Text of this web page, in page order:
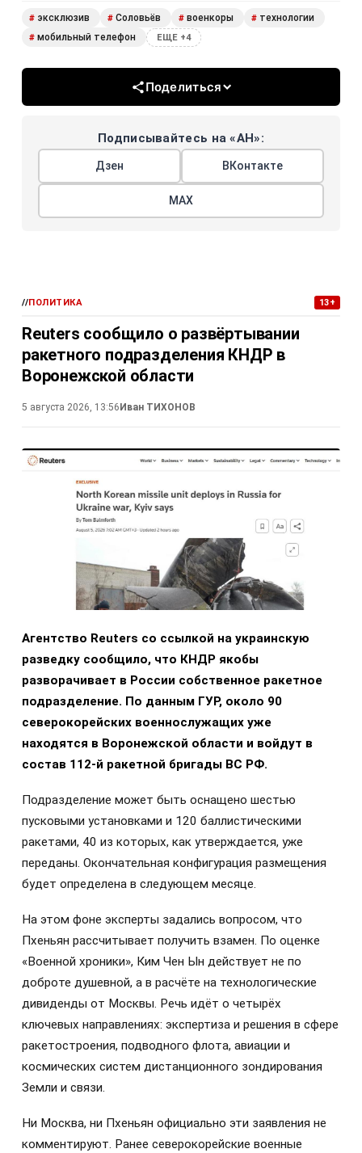
# эксклюзив # Соловьёв # военкоры # технологии
# мобильный телефон ЕЩЕ +4
Поделиться
Подписывайтесь на «АН»:
Дзен ВКонтакте
МАХ
//ПОЛИТИКА 13+
Reuters сообщило о развёртывании
ракетного подразделения КНДР в
Воронежской области
5 августа 2026, 13:56 Иван ТИХОНОВ
Агентство Reuters со ссылкой на украинскую
разведку сообщило, что КНДР якобы
разворачивает в России собственное ракетное
подразделение. По данным ГУР, около 90
северокорейских военнослужащих уже
находятся в Воронежской области и войдут в
состав 112-й ракетной бригады ВС РФ.
Подразделение может быть оснащено шестью
пусковыми установками и 120 баллистическими
ракетами, 40 из которых, как утверждается, уже
переданы. Окончательная конфигурация размещения
будет определена в следующем месяце.
На этом фоне эксперты задались вопросом, что
Пхеньян рассчитывает получить взамен. По оценке
«Военной хроники», Ким Чен Ын действует не по
доброте душевной, а в расчёте на технологические
дивиденды от Москвы. Речь идёт о четырёх
ключевых направлениях: экспертиза и решения в сфере
ракетостроения, подводного флота, авиации и
космических систем дистанционного зондирования
Земли и связи.
Ни Москва, ни Пхеньян официально эти заявления не
комментируют. Ранее северокорейские военные